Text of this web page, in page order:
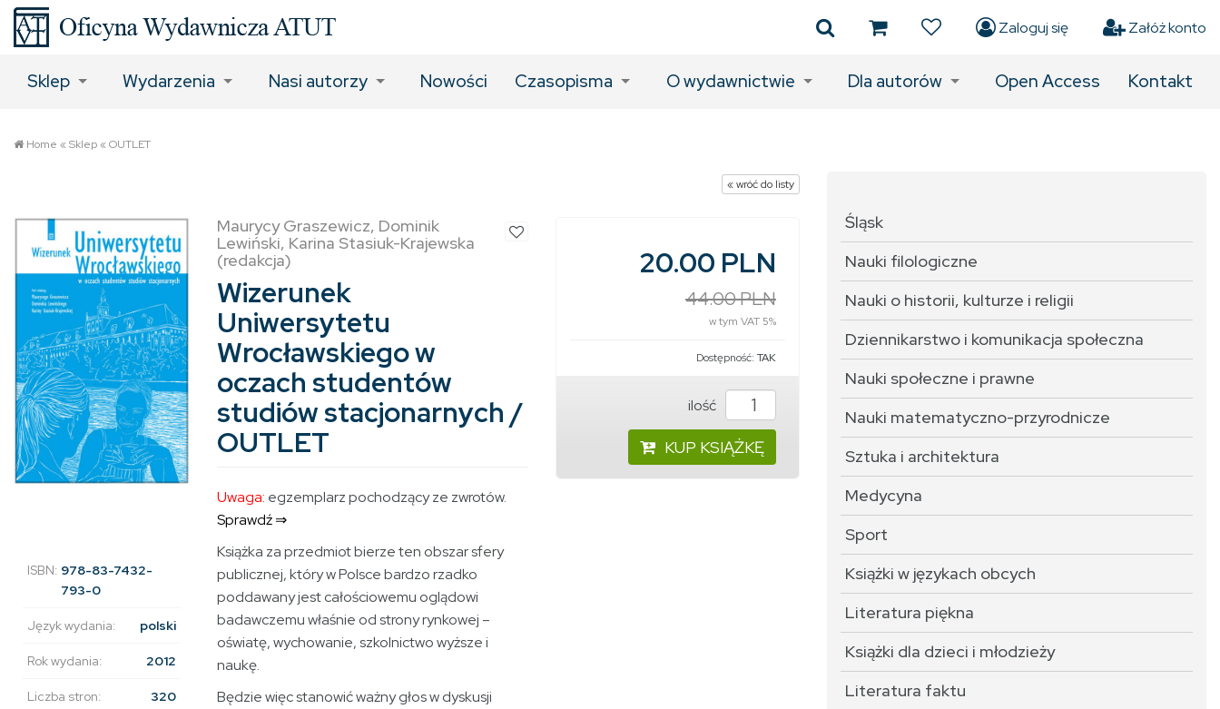
Zaloguj się Załóż konto
Sklep Wydarzenia Nasi autorzy Nowości Czasopisma O wydawnictwie Dla autorów Open Access Kontakt
Home «Sklep«OUTLET
« wróć do listy
ISBN: 978-83-7432-
793-0
Język wydania: polski
Rok wydania: 2012
Liczba stron: 320
Maurycy Graszewicz, Dominik
Lewiński, Karina Stasiuk-Krajewska
(redakcja)
Wizerunek
Uniwersytetu
Wrocławskiego w
oczach studentów
studiów stacjonarnych /
OUTLET
Uwaga: egzemplarz pochodzący ze zwrotów.
Sprawdź ⇒
Książka za przedmiot bierze ten obszar sfery
publicznej, który w Polsce bardzo rzadko
poddawany jest całościowemu oglądowi
badawczemu właśnie od strony rynkowej –
oświatę, wychowanie, szkolnictwo wyższe i
naukę.
Będzie więc stanowić ważny głos w dyskusji
20.00 PLN
44.00 PLN
w tym VAT 5%
Dostępność: TAK
ilość
KUP KSIĄŻKĘ
Śląsk
Nauki filologiczne
Nauki o historii, kulturze i religii
Dziennikarstwo i komunikacja społeczna
Nauki społeczne i prawne
Nauki matematyczno-przyrodnicze
Sztuka i architektura
Medycyna
Sport
Książki w językach obcych
Literatura piękna
Książki dla dzieci i młodzieży
Literatura faktu